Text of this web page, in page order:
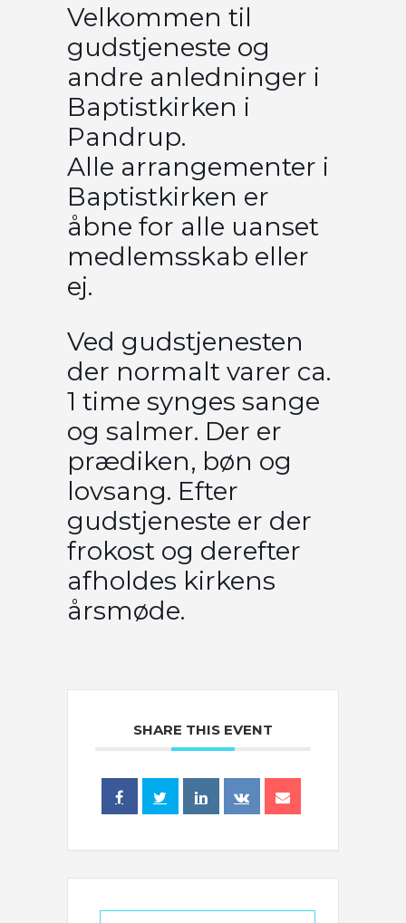
Velkommen til
gudstjeneste og
andre anledninger i
Baptistkirken i
Pandrup.
Alle arrangementer i
Baptistkirken er
åbne for alle uanset
medlemsskab eller
ej.
Ved gudstjenesten
der normalt varer ca.
1 time synges sange
og salmer. Der er
prædiken, bøn og
lovsang. Efter
gudstjeneste er der
frokost og derefter
afholdes kirkens
årsmøde.
SHARE THIS EVENT